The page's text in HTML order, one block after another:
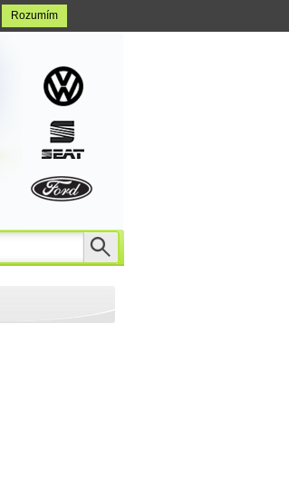
Rozumím